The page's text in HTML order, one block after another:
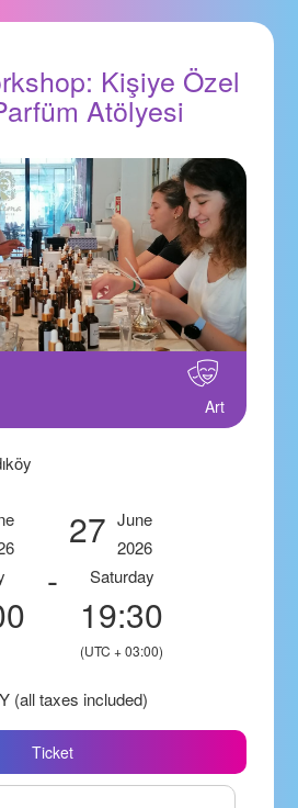
Kişiye Özel
Atölyesi
Art
-
27 June
2026
Saturday
19:30
(UTC + 03:00)
(all taxes included)
Ticket